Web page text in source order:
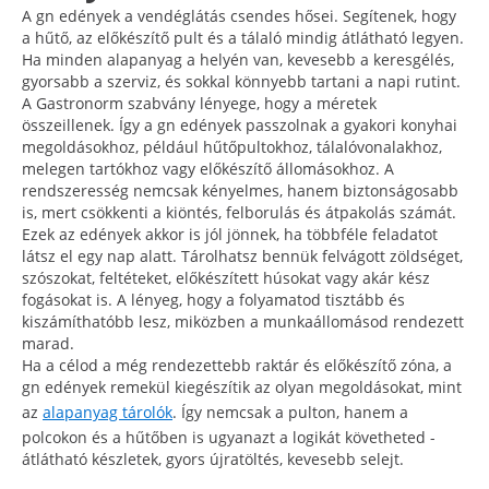
A gn edények a vendéglátás csendes hősei. Segítenek, hogy
a hűtő, az előkészítő pult és a tálaló mindig átlátható legyen.
Ha minden alapanyag a helyén van, kevesebb a keresgélés,
gyorsabb a szerviz, és sokkal könnyebb tartani a napi rutint.
A Gastronorm szabvány lényege, hogy a méretek
összeillenek. Így a gn edények passzolnak a gyakori konyhai
megoldásokhoz, például hűtőpultokhoz, tálalóvonalakhoz,
melegen tartókhoz vagy előkészítő állomásokhoz. A
rendszeresség nemcsak kényelmes, hanem biztonságosabb
is, mert csökkenti a kiöntés, felborulás és átpakolás számát.
Ezek az edények akkor is jól jönnek, ha többféle feladatot
látsz el egy nap alatt. Tárolhatsz bennük felvágott zöldséget,
szószokat, feltéteket, előkészített húsokat vagy akár kész
fogásokat is. A lényeg, hogy a folyamatod tisztább és
kiszámíthatóbb lesz, miközben a munkaállomásod rendezett
marad.
Ha a célod a még rendezettebb raktár és előkészítő zóna, a
gn edények remekül kiegészítik az olyan megoldásokat, mint
az alapanyag tárolók. Így nemcsak a pulton, hanem a
polcokon és a hűtőben is ugyanazt a logikát követheted -
átlátható készletek, gyors újratöltés, kevesebb selejt.